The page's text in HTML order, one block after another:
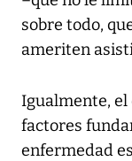
sobre todo,
ameriten
Igualmente, el
factores
enfermedad